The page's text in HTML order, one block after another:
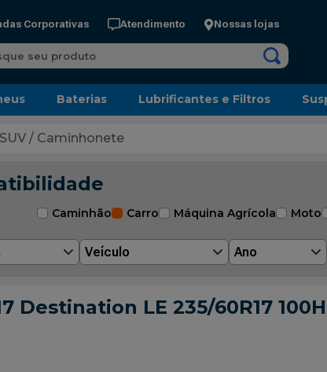
Corporativas Atendimento Nossas lojas
seu produto
Baterias Lubrificantes e Filtros
SUV / Caminhonete
Caminhão Carro Máquina Agrícola Moto
Veículo Ano
Destination LE 235/60R17 100H